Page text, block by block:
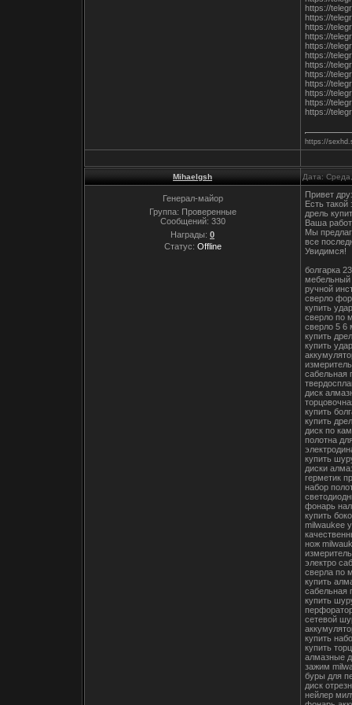
https://
https://
https://
https://
https://
https://
https://
https://
https://
https://
https://
https://
https://
Mihaelgsh Дата:
Генерал-майор
Группа: Проверенные
Сообщений: 330
Награды: 0
Статус: Offline
Привет
Есть
дрель
Ваша
Мы
все
Увидимся!
болгарка
мебельный
ручной
сверло
купить
сверло по
сверло 5 6
купить
купить
сабельная
диск
купить
купить
диск по
полотна
купить
диски
герметик
набор
фонарь
купить
milwaukee
нож
электро
сверла по
купить
сабельная
купить
сетевой
купить
купить
алмазные
зажим
буры для
диск
нейлер